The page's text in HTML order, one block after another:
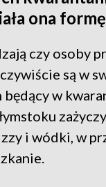
ona
czy osoby
są w
będący w
i wódki, w